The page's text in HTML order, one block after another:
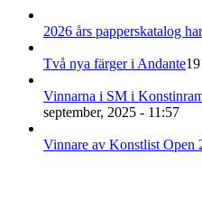
2026 års papperskatalog
Två nya färger i Andante
Vinnarna i SM i
september, 2025 - 11:57
Vinnare av Konstlist Open